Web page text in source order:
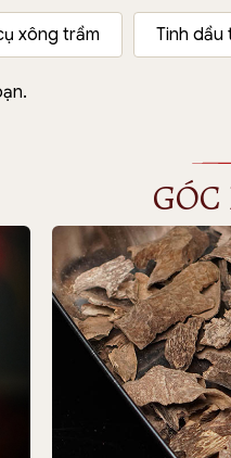
xông trầm Tinh dầu